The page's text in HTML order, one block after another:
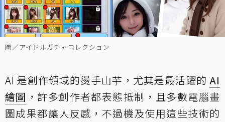
圖／アイドルガチャコレクション
AI 是創作領域的燙手山芋，尤其是最活躍的 AI
繪圖 ，許多創作者都表態抵制，且多數電腦畫
圖成果都讓人反感，不過機及使用這些技術的